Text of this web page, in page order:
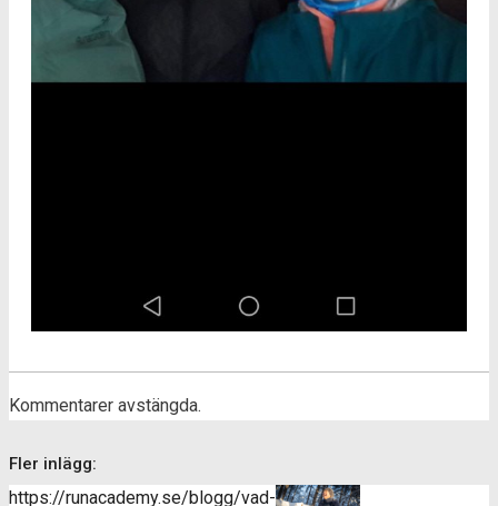
Kommentarer avstängda.
Fler inlägg:
https://runacademy.se/blogg/vad-